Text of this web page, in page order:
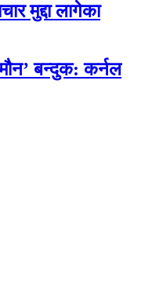
मुद्दा लागेका
बन्दुक: कर्नल